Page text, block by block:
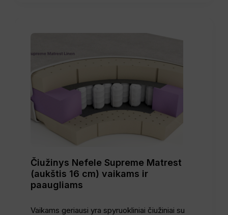
Čiužinys Nefele Supreme Matrest
(aukštis 16 cm) vaikams ir
paaugliams
Vaikams geriausi yra spyruokliniai čiužiniai su